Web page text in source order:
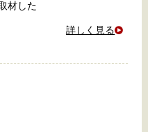
材した
詳しく見る